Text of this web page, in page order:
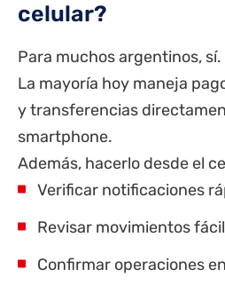
celular?
Para muchos argentinos, sí.
La mayoría hoy maneja
y transferencias
smartphone.
Además, hacerlo desde el
Verificar notificaciones
Revisar movimientos
Confirmar operaciones